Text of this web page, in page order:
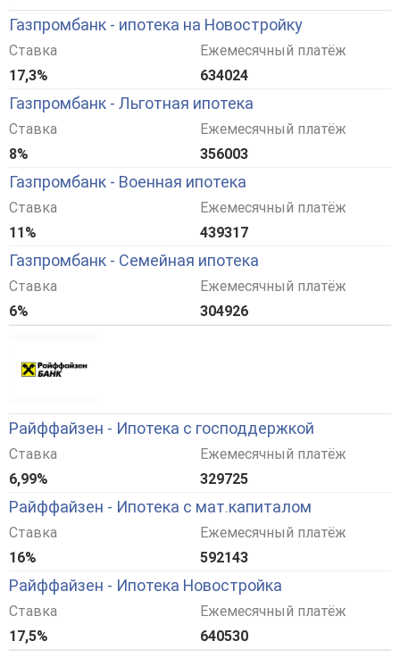
Газпромбанк - ипотека на Новостройку
Ставка
17,3%
Ежемесячный платёж
634024
Газпромбанк - Льготная ипотека
Ставка
8%
Ежемесячный платёж
356003
Газпромбанк - Военная ипотека
Ставка
11%
Ежемесячный платёж
439317
Газпромбанк - Семейная ипотека
Ставка
6%
Ежемесячный платёж
304926
Райффайзен - Ипотека с господдержкой
Ставка
6,99%
Ежемесячный платёж
329725
Райффайзен - Ипотека с мат.капиталом
Ставка
16%
Ежемесячный платёж
592143
Райффайзен - Ипотека Новостройка
Ставка
17,5%
Ежемесячный платёж
640530